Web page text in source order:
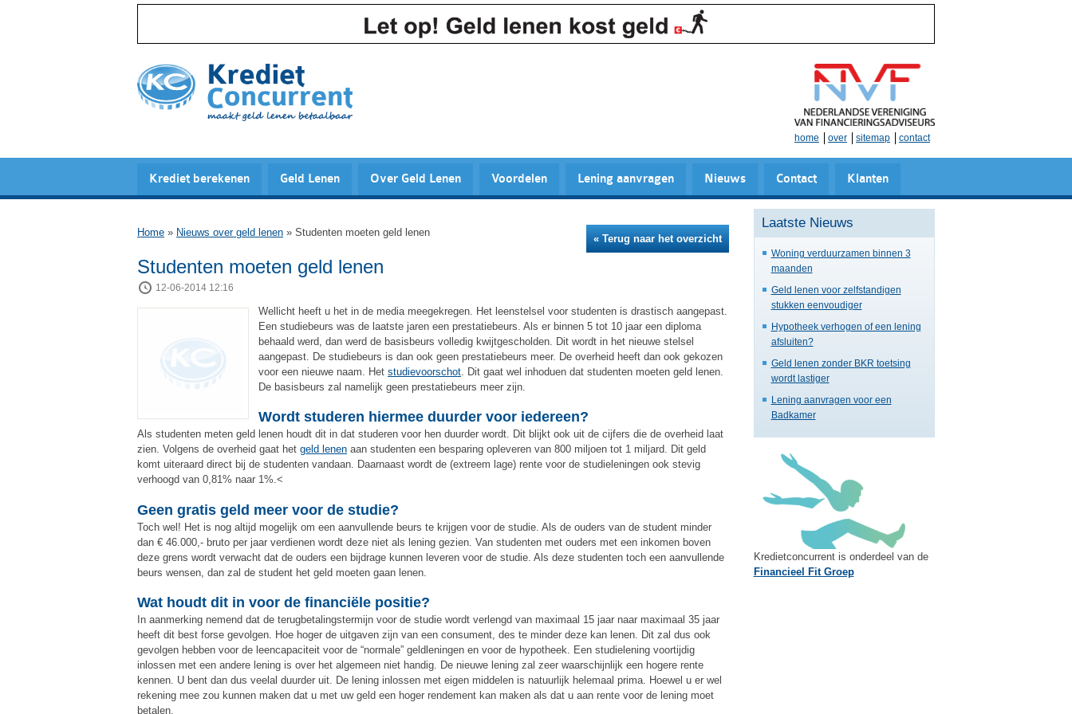
home over sitemap contact
Krediet berekenen Geld Lenen Over Geld Lenen Voordelen Lening aanvragen Nieuws Contact Klanten
Home » Nieuws over geld lenen » Studenten moeten geld lenen
« Terug naar het overzicht
Studenten moeten geld lenen
12-06-2014 12:16
Wellicht heeft u het in de media meegekregen. Het leenstelsel voor studenten is drastisch aangepast.
Een studiebeurs was de laatste jaren een prestatiebeurs. Als er binnen 5 tot 10 jaar een diploma
behaald werd, dan werd de basisbeurs volledig kwijtgescholden. Dit wordt in het nieuwe stelsel
aangepast. De studiebeurs is dan ook geen prestatiebeurs meer. De overheid heeft dan ook gekozen
voor een nieuwe naam. Het studievoorschot . Dit gaat wel inhoduen dat studenten moeten geld lenen.
De basisbeurs zal namelijk geen prestatiebeurs meer zijn.
Wordt studeren hiermee duurder voor iedereen?
Als studenten meten geld lenen houdt dit in dat studeren voor hen duurder wordt. Dit blijkt ook uit de cijfers die de overheid laat
zien. Volgens de overheid gaat het geld lenen aan studenten een besparing opleveren van 800 miljoen tot 1 miljard. Dit geld
komt uiteraard direct bij de studenten vandaan. Daarnaast wordt de (extreem lage) rente voor de studieleningen ook stevig
verhoogd van 0,81% naar 1%.<
Geen gratis geld meer voor de studie?
Toch wel! Het is nog altijd mogelijk om een aanvullende beurs te krijgen voor de studie. Als de ouders van de student minder
dan € 46.000,- bruto per jaar verdienen wordt deze niet als lening gezien. Van studenten met ouders met een inkomen boven
deze grens wordt verwacht dat de ouders een bijdrage kunnen leveren voor de studie. Als deze studenten toch een aanvullende
beurs wensen, dan zal de student het geld moeten gaan lenen.
Wat houdt dit in voor de financiële positie?
In aanmerking nemend dat de terugbetalingstermijn voor de studie wordt verlengd van maximaal 15 jaar naar maximaal 35 jaar
heeft dit best forse gevolgen. Hoe hoger de uitgaven zijn van een consument, des te minder deze kan lenen. Dit zal dus ook
gevolgen hebben voor de leencapaciteit voor de “normale” geldleningen en voor de hypotheek. Een studielening voortijdig
inlossen met een andere lening is over het algemeen niet handig. De nieuwe lening zal zeer waarschijnlijk een hogere rente
kennen. U bent dan dus veelal duurder uit. De lening inlossen met eigen middelen is natuurlijk helemaal prima. Hoewel u er wel
rekening mee zou kunnen maken dat u met uw geld een hoger rendement kan maken als dat u aan rente voor de lening moet
betalen.
Laatste Nieuws
Woning verduurzamen binnen 3
maanden
Geld lenen voor zelfstandigen
stukken eenvoudiger
Hypotheek verhogen of een lening
afsluiten?
Geld lenen zonder BKR toetsing
wordt lastiger
Lening aanvragen voor een
Badkamer
Kredietconcurrent is onderdeel van de
Financieel Fit Groep